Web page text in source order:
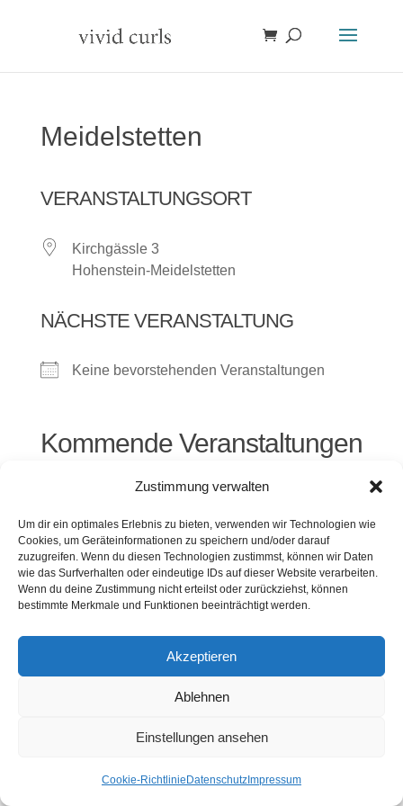
Zustimmung verwalten
Um dir ein optimales Erlebnis zu bieten, verwenden wir Technologien wie
Cookies, um Geräteinformationen zu speichern und/oder darauf
zuzugreifen. Wenn du diesen Technologien zustimmst, können wir Daten
wie das Surfverhalten oder eindeutige IDs auf dieser Website verarbeiten.
Wenn du deine Zustimmung nicht erteilst oder zurückziehst, können
bestimmte Merkmale und Funktionen beeinträchtigt werden.
Akzeptieren
Ablehnen
Einstellungen ansehen
Cookie-Richtlinie Datenschutz Impressum
Meidelstetten
VERANSTALTUNGSORT
Kirchgässle 3
Hohenstein-Meidelstetten
NÄCHSTE VERANSTALTUNG
Keine bevorstehenden Veranstaltungen
Kommende Veranstaltungen
Kontakt Presse Impressum
Haftung
Datenschutz
Cookie-Richtlinie (EU)
Webdesign: 2024 by Markus Komposch
© Copyright 2024 by www.vivid-curls.de - All rights